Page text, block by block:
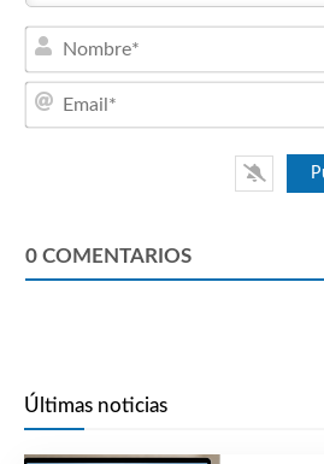
0 COMENTARIOS
Últimas noticias